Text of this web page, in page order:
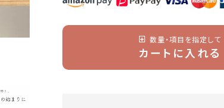
数量・項目を指定して
カートに入れる